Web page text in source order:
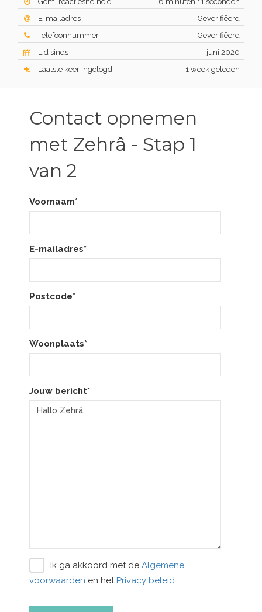
E-mailadres
Geverifiëerd
Telefoonnummer
Geverifiëerd
Lid sinds
juni 2020
Laatste keer ingelogd
1 week geleden
Contact opnemen
met Zehrâ - Stap 1
van 2
Voornaam*
E-mailadres*
Postcode*
Woonplaats*
Jouw bericht*
Ik ga akkoord met de Algemene
voorwaarden en het Privacy beleid